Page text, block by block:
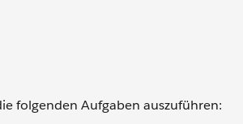
folgenden Aufgaben auszuführen: